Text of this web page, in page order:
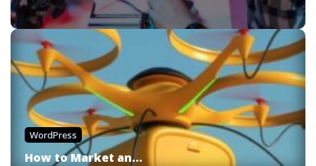
WordPress
How to Market an...